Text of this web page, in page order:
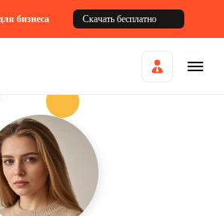
бизнеса Скачать бесплатно